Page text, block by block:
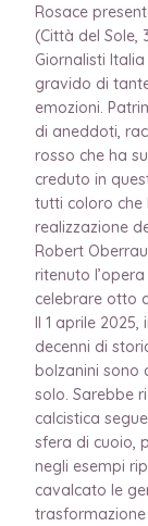
Rosace
(Città del Sole,
Giornalisti
gravido di
emozioni.
di aneddoti,
rosso che ha
creduto in
tutti coloro che
realizzazione
Robert
ritenuto
celebrare otto
Il 1 aprile
decenni di
bolzanini sono
solo. Sarebbe
calcistica
sfera di cuoio,
negli esempi
cavalcato le